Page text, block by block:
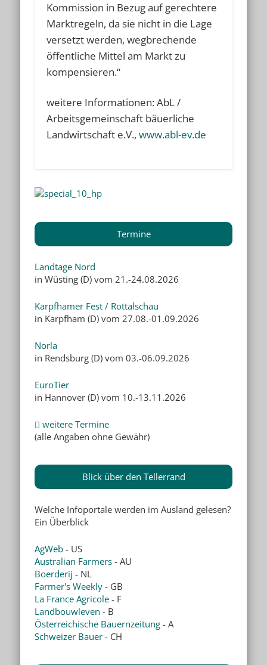
Kommission in Bezug auf gerechtere
Marktregeln, da sie nicht in die Lage
versetzt werden, wegbrechende
öffentliche Mittel am Markt zu
kompensieren.“
weitere Informationen: AbL /
Arbeitsgemeinschaft bäuerliche
Landwirtschaft e.V.,www.abl-ev.de
Termine
Landtage Nord
in Wüsting (D) vom 21.-24.08.2026
Karpfhamer Fest / Rottalschau
in Karpfham (D) vom 27.08.-01.09.2026
Norla
in Rendsburg (D) vom 03.-06.09.2026
EuroTier
in Hannover (D) vom 10.-13.11.2026
weitere Termine
(alle Angaben ohne Gewähr)
Blick über den Tellerrand
Welche Infoportale werden im Ausland gelesen?
Ein Überblick
AgWeb - US
Australian Farmers - AU
Boerderij - NL
Farmer's Weekly - GB
La France Agricole - F
Landbouwleven - B
Österreichische Bauernzeitung - A
Schweizer Bauer - CH